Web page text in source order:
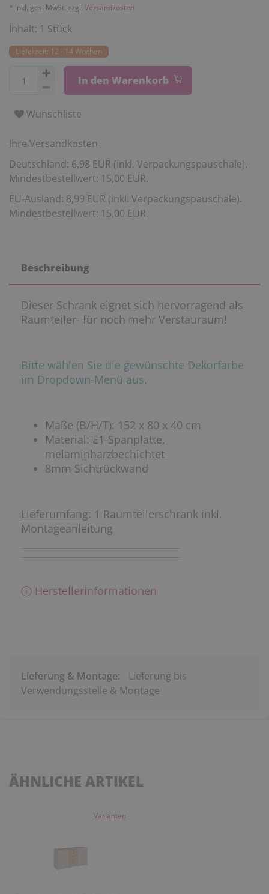
* inkl. ges. MwSt. zzgl. Versandkosten
Inhalt: 1 Stück
Lieferzeit: 12 - 14 Wochen
In den Warenkorb
Wunschliste
Ihre Versandkosten
Deutschland: 6,98 EUR (inkl. Verpackungspauschale).
Mindestbestellwert: 15,00 EUR.
EU-Ausland: 8,99 EUR (inkl. Verpackungspauschale).
Mindestbestellwert: 15,00 EUR.
Beschreibung
Dieser Schrank eignet sich hervorragend als
Raumteiler- für noch mehr Verstauraum!
Bitte wählen Sie die gewünschte Dekorfarbe
im Dropdown-Menü aus.
Maße (B/H/T): 152 x 80 x 40 cm
Material: E1-Spanplatte,
melaminharzbechichtet
8mm Sichtrückwand
Lieferumfang: 1 Raumteilerschrank inkl.
Montageanleitung
ⓘ Herstellerinformationen
Lieferung & Montage:
Lieferung bis
Verwendungsstelle & Montage
ÄHNLICHE ARTIKEL
Varianten